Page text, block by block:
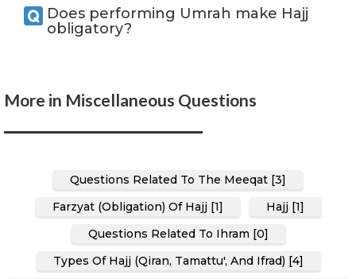
Does performing Umrah make Hajj
obligatory?
More in Miscellaneous Questions
Questions Related To The Meeqat [3]
Farzyat (Obligation) Of Hajj [1]
Hajj [1]
Questions Related To Ihram [0]
Types Of Hajj (Qiran, Tamattu', And Ifrad) [4]